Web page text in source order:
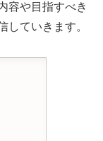
容や目指すべき
していきます。